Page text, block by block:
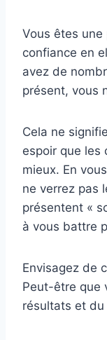
Vous êtes
confiance en
avez de
présent, vous
Cela ne
espoir que les
mieux. En
ne verrez pas
présentent «
à vous battre
Envisagez de
Peut-être que
résultats et du